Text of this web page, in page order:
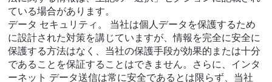
ている場合があります。
データ セキュリティ。 当社は個人データを保護するため
に設計された対策を講じていますが、情報を完全に安全に
保護する方法はなく、当社の保護手段が効果的または十分
であることを保証することはできません。さらに、インタ
ーネット データ送信は常に安全であるとは限らず、当社